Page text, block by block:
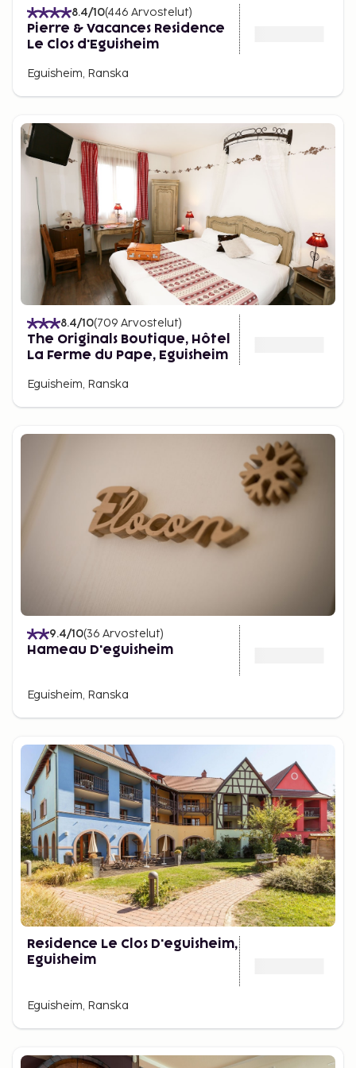
8.4/10(446 Arvostelut)
Pierre & Vacances Residence
Le Clos d'Eguisheim
Eguisheim, Ranska
8.4/10(709 Arvostelut)
The Originals Boutique, Hôtel
La Ferme du Pape, Eguisheim
Eguisheim, Ranska
9.4/10(36 Arvostelut)
Hameau D'eguisheim
Eguisheim, Ranska
Residence Le Clos D'eguisheim,
Eguisheim
Eguisheim, Ranska